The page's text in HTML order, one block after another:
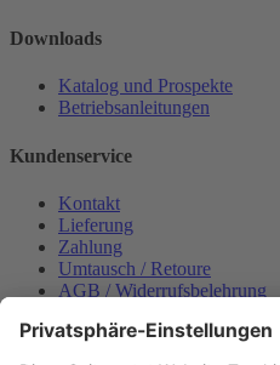
Downloads
Katalog und Prospekte
Betriebsanleitungen
Kundenservice
Kontakt
Lieferung
Zahlung
Umtausch / Retoure
AGB / Widerrufsbelehrung
Datenschutzerklärung